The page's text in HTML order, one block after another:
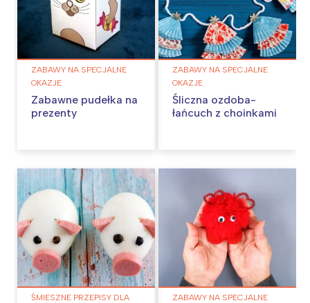
ZABAWY NA SPECJALNE
OKAZJE
Zabawne pudełka na
prezenty
ZABAWY NA SPECJALNE
OKAZJE
Śliczna ozdoba-
łańcuch z choinkami
ŚMIESZNE PRZEPISY DLA
ZABAWY NA SPECJALNE